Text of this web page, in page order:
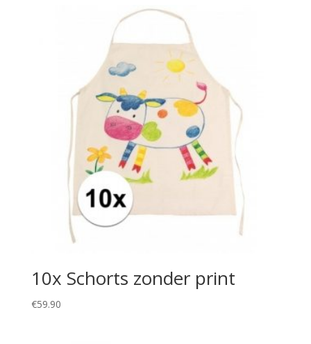
10x Schorts zonder print
€59.90